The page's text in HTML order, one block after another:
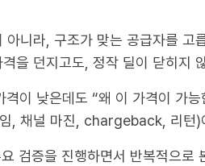
아니라, 구조가 맞는 공급자를 고
을 던지고도, 정작 딜이 닫히지
이 낮은데도 “왜 이 가격이 가
, 채널 마진, chargeback, 리턴)
검증을 진행하면서 반복적으로